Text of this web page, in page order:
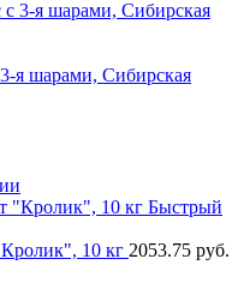
я шарами, Сибирская
Быстрый
10 кг 2053.75 руб.